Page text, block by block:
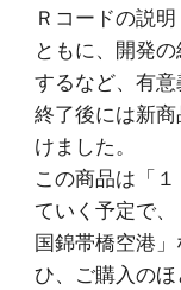
Ｒコードの説明
ともに、開発
するなど、有意
終了後には新
けました。
この商品は「
ていく予定で
国錦帯橋空港
ひ、ご購入のほ